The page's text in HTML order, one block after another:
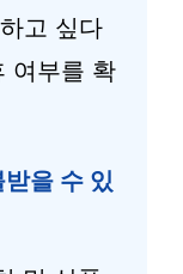
고 싶다
여부를 확
을 수 있